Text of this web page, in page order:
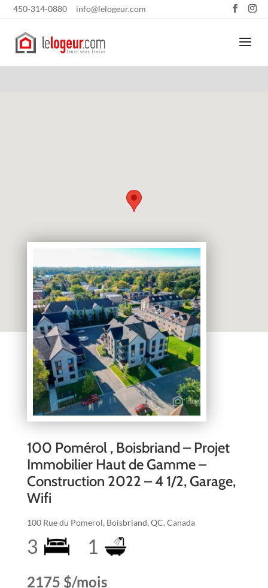
450-314-0880 info@lelogeur.com
100 Pomérol , Boisbriand – Projet
Immobilier Haut de Gamme –
Construction 2022 – 4 1/2, Garage,
Wifi
100 Rue du Pomerol, Boisbriand, QC, Canada
3 1
2175 $/mois